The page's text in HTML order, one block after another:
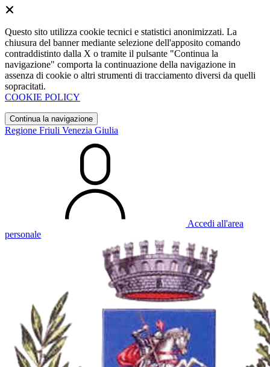
Questo sito utilizza cookie tecnici e statistici anonimizzati. La
chiusura del banner mediante selezione dell'apposito comando
contraddistinto dalla X o tramite il pulsante "Continua la
navigazione" comporta la continuazione della navigazione in
assenza di cookie o altri strumenti di tracciamento diversi da quelli
sopracitati.
COOKIE POLICY
Continua la navigazione
Regione Friuli Venezia Giulia
Accedi all'area
personale